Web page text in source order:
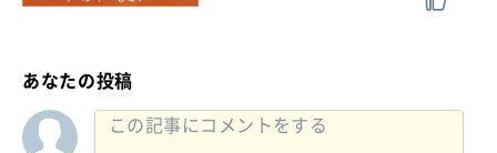
あなたの投稿